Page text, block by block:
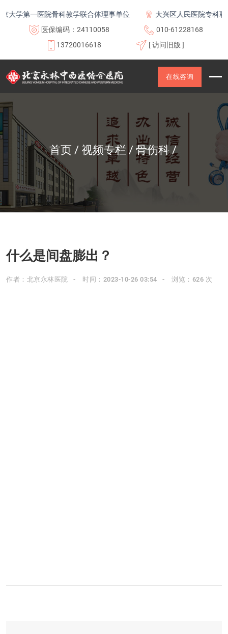
学第一医院骨科教学联合体理事单位
大兴区人民医院专科联盟
医保编码：24110058
010-61228168
13720016618
[ 访问旧版 ]
在线咨询
首页 视频专栏 骨伤科
什么是间盘膨出？
作者：北京永林医院 时间：2023-10-26 03:54 浏览：626 次